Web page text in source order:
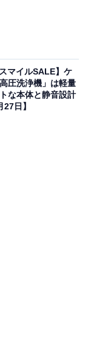
販売中。タイム
、
載し、周囲の
気にせず、音
モードも搭載
。さらに最大
併用すれば合
マイルSALE】ケ
圧洗浄機」は軽量
な本体と静音設計
日】